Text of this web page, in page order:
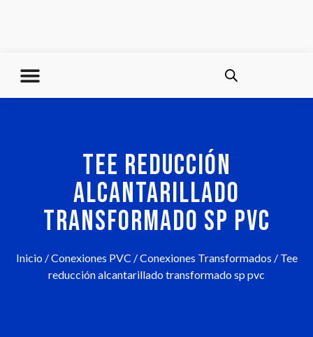
TEE REDUCCIÓN
ALCANTARILLADO
TRANSFORMADO SP PVC
Inicio/Conexiones PVC /Conexiones Transformados / Tee
reducción alcantarillado transformado sp pvc